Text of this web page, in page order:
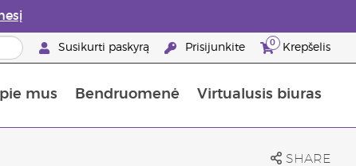
Susikurti paskyrą Prisijunkite 0 Krepšelis
mus Bendruomenė Virtualusis biuras
SHARE